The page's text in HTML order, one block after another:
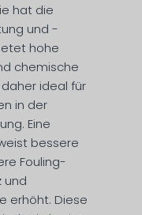
hat die
und -
hohe
chemische
ideal für
in der
Eine
bessere
Fouling-
und
erhöht. Diese